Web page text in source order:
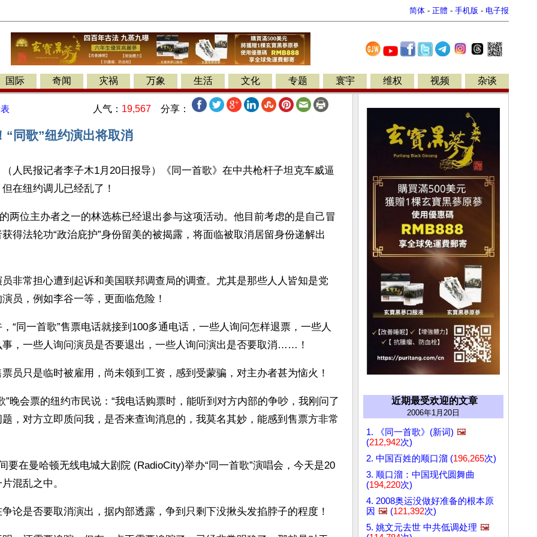
简体 - 正體 - 手机版 - 电子报
国际 奇闻 灾祸 万象 生活 文化 专题 寰宇 维权 视频 杂谈
人气： 19,567 分享：
“同歌”纽约演出将取消
人民报记者李子木1月20日报导）《同一首歌》在中共枪杆子坦克车威逼
在纽约调儿已经乱了！
两位主办者之一的林选栋已经退出参与这项活动。他目前考虑的是自己冒
得法轮功“政治庇护”身份留美的被揭露，将面临被取消居留身份递解出
非常担心遭到起诉和美国联邦调查局的调查。尤其是那些人人皆知是党
员，例如李谷一等，更面临危险！
“同一首歌”售票电话就接到100多通电话，一些人询问怎样退票，一些人
，一些人询问演员是否要退出，一些人询问演出是否要取消……！
员只是临时被雇用，尚未领到工资，感到受蒙骗，对主办者甚为恼火！
”晚会票的纽约市民说：“我电话购票时，能听到对方内部的争吵，我刚问了
，对方立即质问我，是否来查询消息的，我莫名其妙，能感到售票方非常
要在曼哈顿无线电城大剧院 (RadioCity)举办“同一首歌”演唱会，今天是20
混乱之中。
论是否要取消演出，据内部透露，争到只剩下没揪头发掐脖子的程度！
近期最受欢迎的文章
2006年1月20日
1. 《同一首歌》(新词) 🖼️
(212,942次)
2. 中国百姓的顺口溜 (196,265次)
3. 顺口溜：中国现代圆舞曲
(194,220次)
4. 2008奥运没做好准备的根本原
因 🖼️ (121,392次)
5. 姚文元去世 中共低调处理 🖼️